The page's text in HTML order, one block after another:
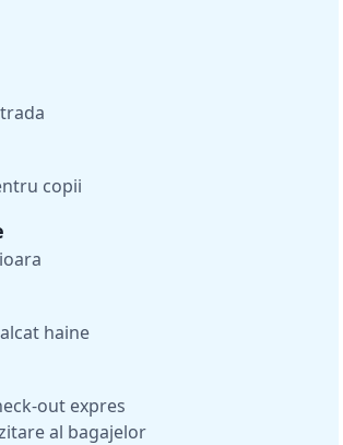
copii
haine
out expres
al bagajelor